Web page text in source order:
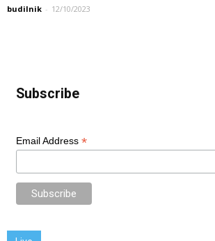
budilnik - 12/10/2023
Subscribe
Email Address *